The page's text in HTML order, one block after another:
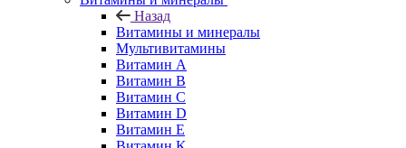
Назад
Витамины и минералы
Мультивитамины
Витамин A
Витамин B
Витамин C
Витамин D
Витамин E